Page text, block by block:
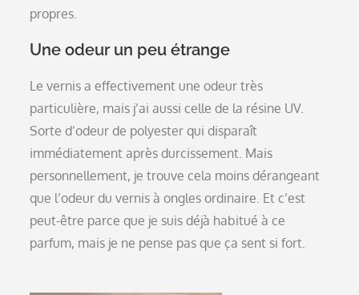
propres.
Une odeur un peu étrange
Le vernis a effectivement une odeur très
particulière, mais j’ai aussi celle de la résine UV.
Sorte d’odeur de polyester qui disparaît
immédiatement après durcissement. Mais
personnellement, je trouve cela moins dérangeant
que l’odeur du vernis à ongles ordinaire. Et c’est
peut-être parce que je suis déjà habitué à ce
parfum, mais je ne pense pas que ça sent si fort.